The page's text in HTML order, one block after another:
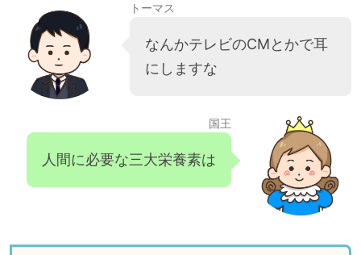
トーマス
なんかテレビのCMとかで耳
にしますな
国王
人間に必要な三大栄養素は